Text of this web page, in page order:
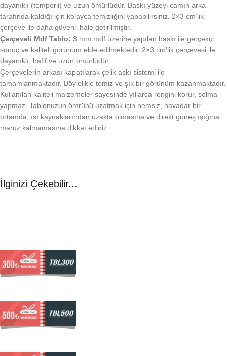
dayanıklı (temperli) ve uzun ömürlüdür. Baskı yüzeyi camın arka
tarafında kaldığı için kolayca temizliğini yapabilirsiniz. 2×3 cm’lik
çerçeve ile daha güvenli hale getirilmiştir.
Çerçeveli Mdf Tablo: 3 mm mdf üzerine yapılan baskı ile gerçekçi
sonuç ve kaliteli görünüm elde edilmektedir. 2×3 cm’lik çerçevesi ile
dayanıklı, hafif ve uzun ömürlüdür.
Çerçevelerin arkası kapatılarak çelik askı sistemi ile
tamamlanmaktadır. Böylelikle temiz ve şık bir görünüm kazanmaktadır.
Kullanılan kaliteli malzemeler sayesinde yıllarca rengini korur, solma
yapmaz. Tablonuzun ömrünü uzatmak için nemsiz, havadar bir
ortamda, ısı kaynaklarından uzakta olmasına ve direkt güneş ışığına
maruz kalmamasına dikkat ediniz.
İlginizi Çekebilir...